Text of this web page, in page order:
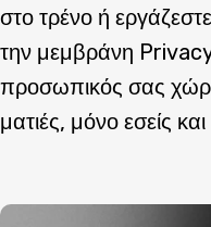
στο τρένο ή
την μεμβράνη
προσωπικός σας
ματιές, μόνο εσείς